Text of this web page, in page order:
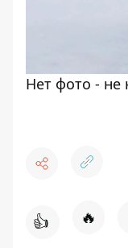
Нет фото - не
👍 🔥